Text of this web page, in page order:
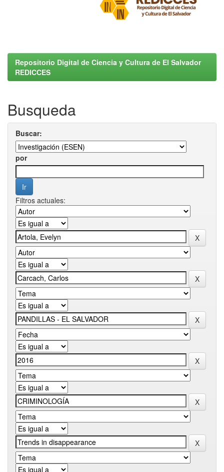
Repositorio Digital de Ciencia y Cultura de El Salvador
REDICCES
Busqueda
Buscar:
por
Filtros actuales: